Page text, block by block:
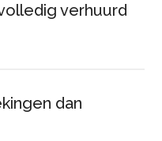
verhuurd
dan